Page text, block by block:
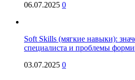
06.07.2025 0
Soft Skills (мягкие навыки):
специалиста и проблемы
03.07.2025 0